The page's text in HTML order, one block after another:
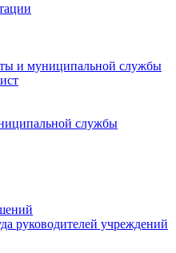
и муниципальной службы
службы
руководителей учреждений